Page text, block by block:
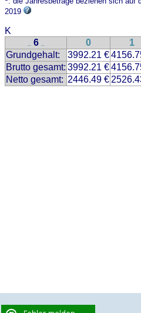
2019
K
.. 6 .. 0 1
Grundgehalt:
3992.21 €
Brutto gesamt: 3992.21 €
Netto gesamt: 2446.49 €